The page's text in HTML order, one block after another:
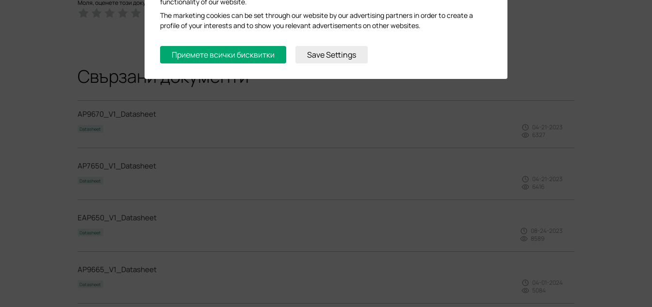
Моля, оценете този документ
Свързани документи
AP9670_V1_Datasheet
Datasheet
04-21-2023
6327
AP7650_V1_Datasheet
Datasheet
04-21-2023
6416
EAP650_V1_Datasheet
Datasheet
08-24-2023
8589
AP9665_V1_Datasheet
Datasheet
04-01-2024
5084
The marketing cookies can be set through our website by our advertising partners in order to create a
profile of your interests and to show you relevant advertisements on other websites.
Приемете всички бисквитки Save Settings